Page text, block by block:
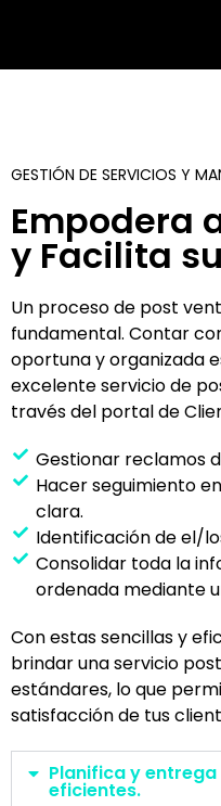
GESTIÓN DE SERVICIOS Y
Empodera
y Facilita
Un proceso de post
fundamental. Contar
oportuna y organizada
excelente servicio de
través del portal de
Gestionar reclamos
Hacer seguimiento
clara.
Identificación de el/
Consolidar toda la
ordenada mediante
Con estas sencillas y
brindar una servicio
estándares, lo que
satisfacción de tus
Planifica y
eficientes.